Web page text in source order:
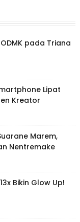
pada Triana
Lipat
Kreator
Marem,
Nentremake
Bikin Glow Up!